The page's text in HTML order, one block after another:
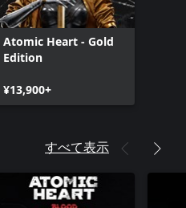
Atomic Heart - Gold
Edition
¥13,900+
すべて表示